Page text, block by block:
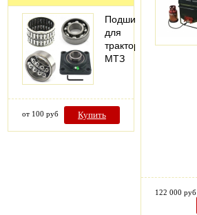
Подшипники
для
тракторов
МТЗ
от 100 руб Купить
122 000 руб